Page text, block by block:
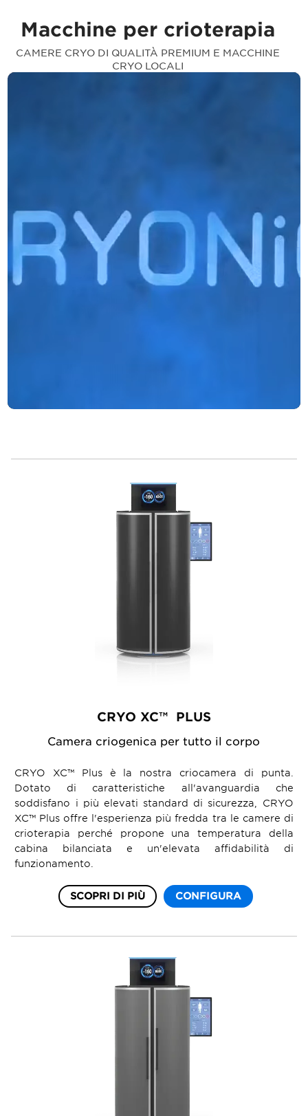
Macchine per crioterapia
CAMERE CRYO DI QUALITÀ PREMIUM E MACCHINE
CRYO LOCALI
CRYO XC™ PLUS
Camera criogenica per tutto il corpo
CRYO XC™ Plus è la nostra criocamera di punta.
Dotato di caratteristiche all'avanguardia che
soddisfano i più elevati standard di sicurezza, CRYO
XC™ Plus offre l'esperienza più fredda tra le camere di
crioterapia perché propone una temperatura della
cabina bilanciata e un'elevata affidabilità di
funzionamento.
SCOPRI DI PIÙ CONFIGURA